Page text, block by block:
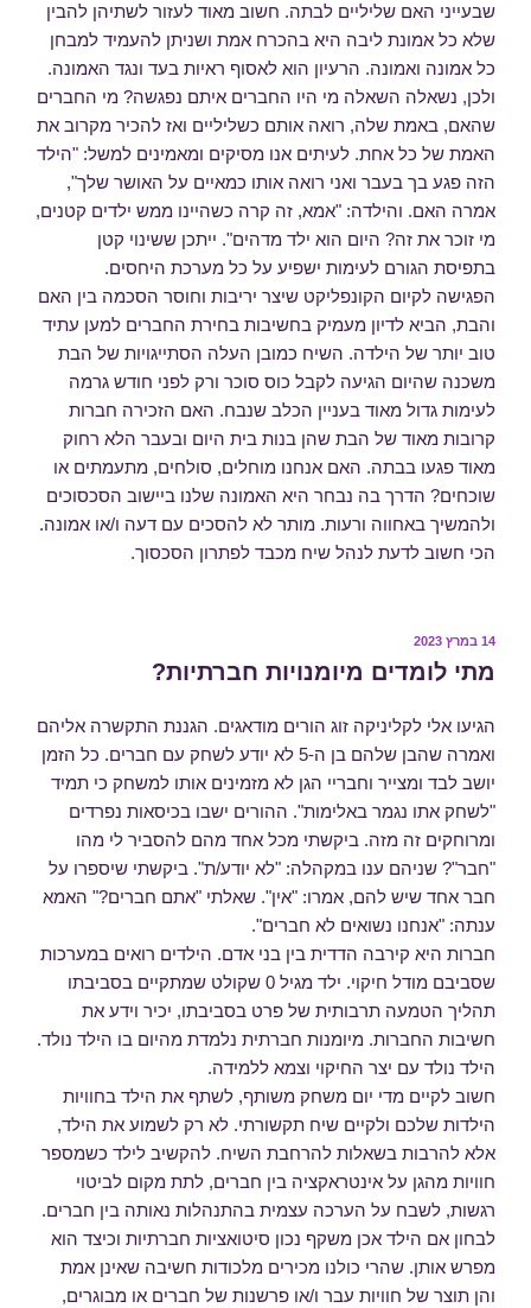
שבעייני האם שליליים לבתה. חשוב מאוד לעזור לשתיהן להבין
שלא כל אמונת ליבה היא בהכרח אמת ושניתן להעמיד למבחן
כל אמונה ואמונה. הרעיון הוא לאסוף ראיות בעד ונגד האמונה.
ולכן, נשאלה השאלה מי היו החברים איתם נפגשה? מי החברים
שהאם, באמת שלה, רואה אותם כשליליים ואז להכיר מקרוב את
האמת של כל אחת. לעיתים אנו מסיקים ומאמינים למשל: "הילד
הזה פגע בך בעבר ואני רואה אותו כמאיים על האושר שלך",
אמרה האם. והילדה: "אמא, זה קרה כשהיינו ממש ילדים קטנים,
מי זוכר את זה? היום הוא ילד מדהים". ייתכן ששינוי קטן
בתפיסת הגורם לעימות ישפיע על כל מערכת היחסים.
הפגישה לקיום הקונפליקט שיצר יריבות וחוסר הסכמה בין האם
והבת, הביא לדיון מעמיק בחשיבות בחירת החברים למען עתיד
טוב יותר של הילדה. השיח כמובן העלה הסתייגויות של הבת
משכנה שהיום הגיעה לקבל כוס סוכר ורק לפני חודש גרמה
לעימות גדול מאוד בעניין הכלב שנבח. האם הזכירה חברות
קרובות מאוד של הבת שהן בנות בית היום ובעבר הלא רחוק
מאוד פגעו בבתה. האם אנחנו מוחלים, סולחים, מתעמתים או
שוכחים? הדרך בה נבחר היא האמונה שלנו ביישוב הסכסוכים
ולהמשיך באחווה ורעות. מותר לא להסכים עם דעה ו/או אמונה.
הכי חשוב לדעת לנהל שיח מכבד לפתרון הסכסוך.
פורסם
14 במרץ 2023
מתי לומדים מיומנויות חברתיות?
הגיעו אלי לקליניקה זוג הורים מודאגים. הגננת התקשרה אליהם
ואמרה שהבן שלהם בן ה-5 לא יודע לשחק עם חברים. כל הזמן
יושב לבד ומצייר וחבריי הגן לא מזמינים אותו למשחק כי תמיד
"לשחק אתו נגמר באלימות". ההורים ישבו בכיסאות נפרדים
ומרוחקים זה מזה. ביקשתי מכל אחד מהם להסביר לי מהו
"חבר"? שניהם ענו במקהלה: "לא יודע/ת". ביקשתי שיספרו על
חבר אחד שיש להם, אמרו: "אין". שאלתי "אתם חברים?" האמא
ענתה: "אנחנו נשואים לא חברים".
חברות היא קירבה הדדית בין בני אדם. הילדים רואים במערכות
שסביבם מודל חיקוי. ילד מגיל 0 שקולט שמתקיים בסביבתו
תהליך הטמעה תרבותית של פרט בסביבתו, יכיר וידע את
חשיבות החברות. מיומנות חברתית נלמדת מהיום בו הילד נולד.
הילד נולד עם יצר החיקוי וצמא ללמידה.
חשוב לקיים מדי יום משחק משותף, לשתף את הילד בחוויות
הילדות שלכם ולקיים שיח תקשורתי. לא רק לשמוע את הילד,
אלא להרבות בשאלות להרחבת השיח. להקשיב לילד כשמספר
חוויות מהגן על אינטראקציה בין חברים, לתת מקום לביטוי
רגשות, לשבח על הערכה עצמית בהתנהלות נאותה בין חברים.
לבחון אם הילד אכן משקף נכון סיטואציות חברתיות וכיצד הוא
מפרש אותן. שהרי כולנו מכירים מלכודות חשיבה שאינן אמת
והן תוצר של חוויות עבר ו/או פרשנות של חברים או מבוגרים,